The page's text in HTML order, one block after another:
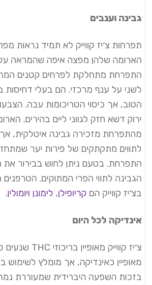
גבינה וענבים
תפרחות צ׳יז קווייק לא תמיד נראות
הארומה שלהן מפצה איפה שהמראה
התפרחת מתחלקת לפרחים קטנים
לשני על ענף מרכזי. הם בעלי דחיסות
הטוב, אך כיסוי הטריכומות עבה.
ירוק דשא חזק לגווני ליים בהירים.
מהתפרחת מזכירה גבינה איטלקית, אך
לתווים מתקתקים של פירות יער
התפרחת. בטעם ניתן לחוש בבירור את
הגבינה לתווי הפרי המתוקים. הטרפנים
בצ׳יז קווייק הם קריופילן, לימונן ויומולין.
אינדיקה לכל היום
מאופיין כאינדיקה, אך מומלץ לשימוש
בזכות השפעה היברידית שמעוררת